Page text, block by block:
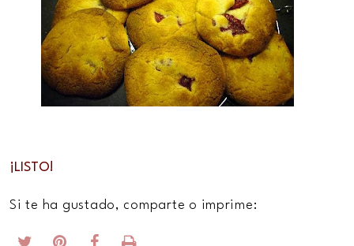
¡LISTO!
Si te ha gustado, comparte o imprime: